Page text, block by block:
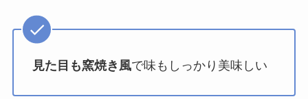
見た目も窯焼き風で味もしっかり美味しい